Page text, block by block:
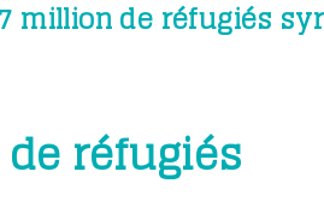
million de réfugiés
réfugiés